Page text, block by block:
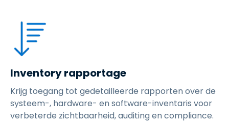
Inventory rapportage
Krijg toegang tot gedetailleerde rapporten over de
systeem-, hardware- en software-inventaris voor
verbeterde zichtbaarheid, auditing en compliance.